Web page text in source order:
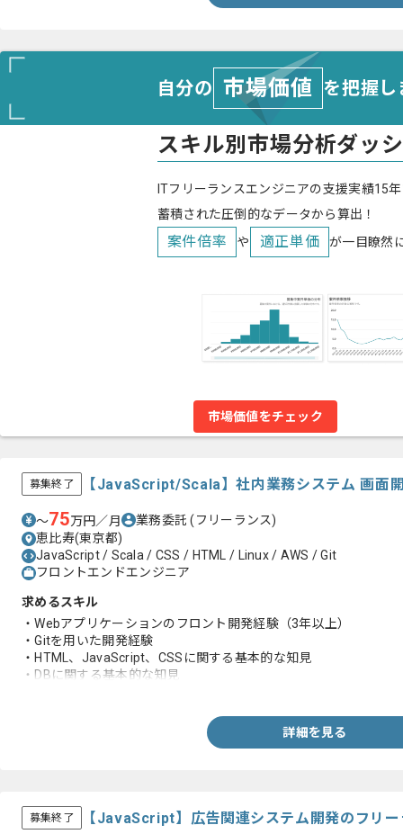
自分の 市場価値 を把握
スキル別市場分析ダッ
ITフリーランスエンジニアの支援実績15
蓄積された圧倒的なデータから算出！
案件倍率 や 適正単価 が一目瞭然
市場価値をチェック
募集終了 【JavaScript/Scala】社内業務システム 画面
〜75万円／月 業務委託(フリーランス)
恵比寿(東京都)
JavaScript / Scala / CSS / HTML / Linux / AWS / Git
フロントエンドエンジニア
求めるスキル
・Webアプリケーションのフロント開発経験（3年以上）
・Gitを用いた開発経験
・HTML、JavaScript、CSSに関する基本的な知見
・DBに関する基本的な知見
詳細を見る
募集終了 【JavaScript】広告関連システム開発のフリ